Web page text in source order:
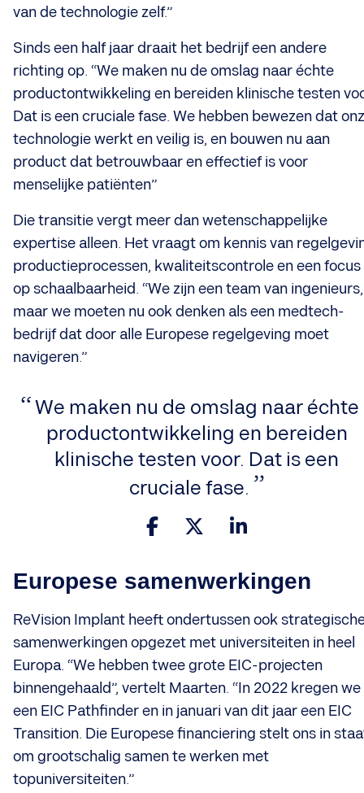
van de technologie zelf.”
Sinds een half jaar draait het bedrijf een andere
richting op. “We maken nu de omslag naar échte
productontwikkeling en bereiden klinische testen
Dat is een cruciale fase. We hebben bewezen dat
technologie werkt en veilig is, en bouwen nu aan
product dat betrouwbaar en effectief is voor
menselijke patiënten”
Die transitie vergt meer dan wetenschappelijke
expertise alleen. Het vraagt om kennis van
productieprocessen, kwaliteitscontrole en een focus
op schaalbaarheid. “We zijn een team van ingenieurs,
maar we moeten nu ook denken als een medtech-
bedrijf dat door alle Europese regelgeving moet
navigeren.”
​We maken nu de omslag naar échte
productontwikkeling en bereiden
klinische testen voor. Dat is een
cruciale fase.
Europese samenwerkingen
ReVision Implant heeft ondertussen ook
samenwerkingen opgezet met universiteiten in heel
Europa. “We hebben twee grote EIC-projecten
binnengehaald”, vertelt Maarten. “In 2022 kregen we
een EIC Pathfinder en in januari van dit jaar een EIC
Transition. Die Europese financiering stelt ons in
om grootschalig samen te werken met
topuniversiteiten.”